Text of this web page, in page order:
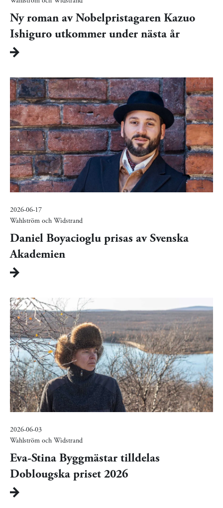
Ny roman av Nobelpristagaren Kazuo
Ishiguro utkommer under nästa år
2026-06-17
Wahlström och Widstrand
Daniel Boyacioglu prisas av Svenska
Akademien
2026-06-03
Wahlström och Widstrand
Eva-Stina Byggmästar tilldelas
Doblougska priset 2026